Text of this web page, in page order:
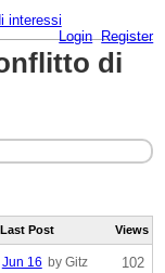
interessi
Login Register
di
Last Post Views
Jun 16 by Gitz 102